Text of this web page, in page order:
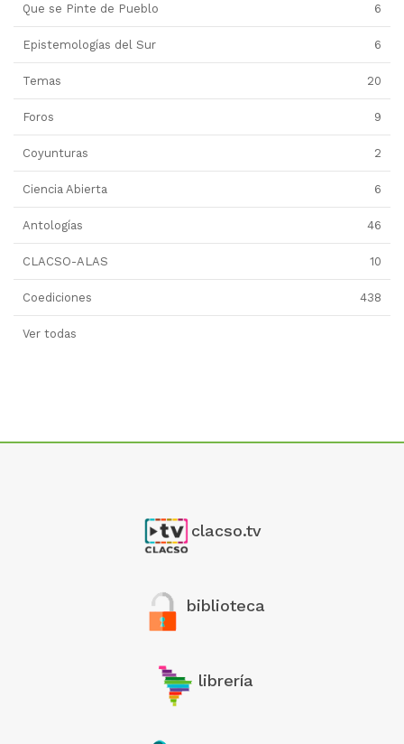
Que se Pinte de Pueblo 6
Epistemologías del Sur 6
Temas 20
Foros 9
Coyunturas 2
Ciencia Abierta 6
Antologías 46
CLACSO-ALAS 10
Coediciones 438
Ver todas
clacso.tv
biblioteca
librería